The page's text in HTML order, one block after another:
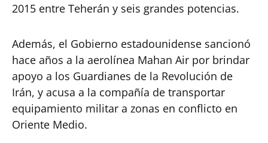
2015 entre Teherán y seis grandes potencias.
Además, el Gobierno estadounidense sancionó
hace años a la aerolínea Mahan Air por brindar
apoyo a los Guardianes de la Revolución de
Irán, y acusa a la compañía de transportar
equipamiento militar a zonas en conflicto en
Oriente Medio.